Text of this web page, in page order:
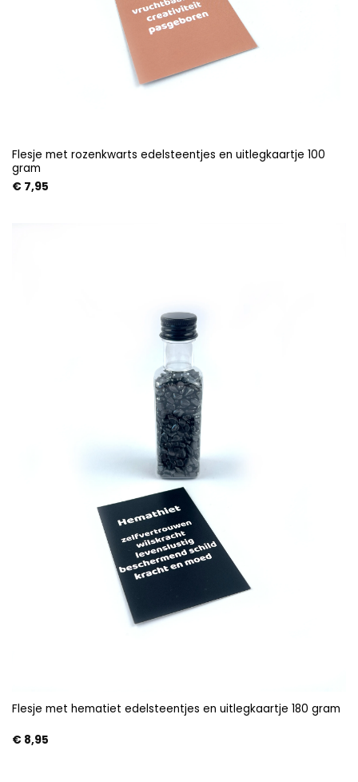
Flesje met rozenkwarts edelsteentjes en uitlegkaartje 100
gram
€7,95
Flesje met hematiet edelsteentjes en uitlegkaartje 180 gram
€8,95